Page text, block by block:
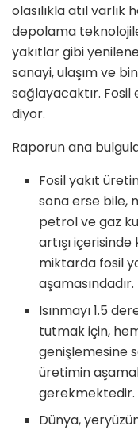
olasılıkla atıl
depolama
yakıtlar gibi
sanayi, ulaşım ve
sağlayacaktır.
diyor.
Raporun ana
Fosil yakıt
sona erse bile,
petrol ve gaz
artışı
miktarda fosil
aşamasındadır.
Isınmayı 1.5
tutmak için,
genişlemesine
üretimin
gerekmektedir.
Dünya,